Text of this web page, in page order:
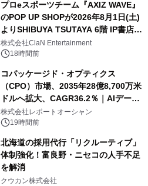
プロeスポーツチーム『AXIZ WAVE』
のPOP UP SHOPが2026年8月1日(土)
よりSHIBUYA TSUTAYA 6階 IP書店で
開催決定！！
株式会社ClaN Entertainment
18時間前
コパッケージド・オプティクス
（CPO）市場、2035年28億8,700万米
ドルへ拡大、CAGR36.2％｜AIデータ
センター・高速光通信需要が成長を加
速
株式会社レポートオーシャン
19時間前
北海道の採用代行「リクルーティブ」
体制強化！富良野・ニセコの人手不足
を解消
クウカン株式会社